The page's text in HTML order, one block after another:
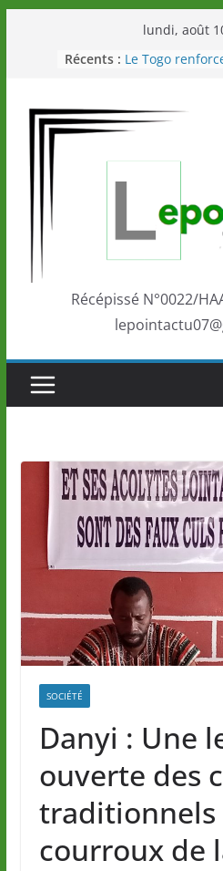
lundi, août
Récents : Le Togo
Éléphants en
LOTO
marque de
la scène
performances
Togo: Que
éducation et de
Récépissé N°0022/
SOCIÉTÉ
Danyi : Une
ouverte des
traditionnels
courroux de